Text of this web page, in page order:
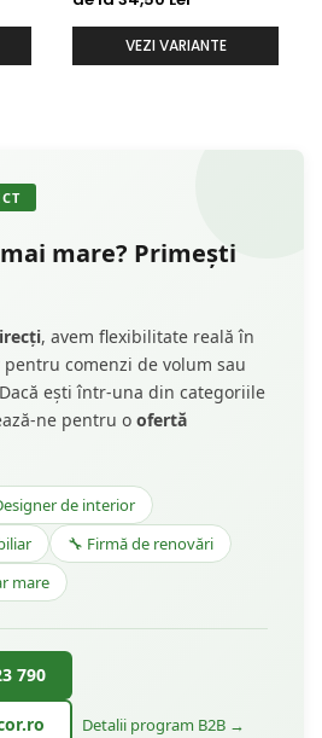
VEZI VARIANTE
mare? Primești
, avem flexibilitate reală în
comenzi de volum sau
ești într-una din categoriile
ne pentru o ofertă
de interior
🔧 Firmă de renovări
mare
790
Detalii program B2B →